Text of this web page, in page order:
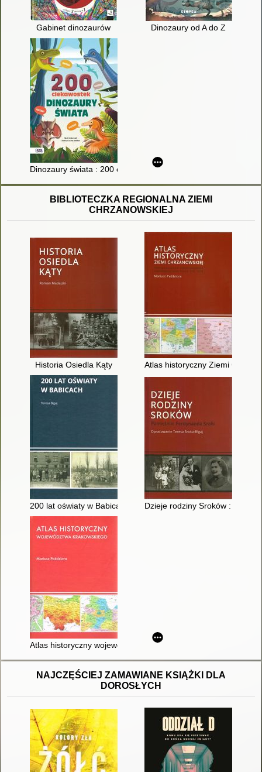
Gabinet dinozaurów Dinozaury od A do Z
Dinozaury świata : 200 ciekawostek
BIBLIOTECZKA REGIONALNA ZIEMI
CHRZANOWSKIEJ
Historia Osiedla Kąty Atlas historyczny Ziemi
200 lat oświaty w Babicach Dzieje rodziny Sroków :
Atlas historyczny województwa krakowskiego
NAJCZĘŚCIEJ ZAMAWIANE KSIĄŻKI DLA
DOROSŁYCH